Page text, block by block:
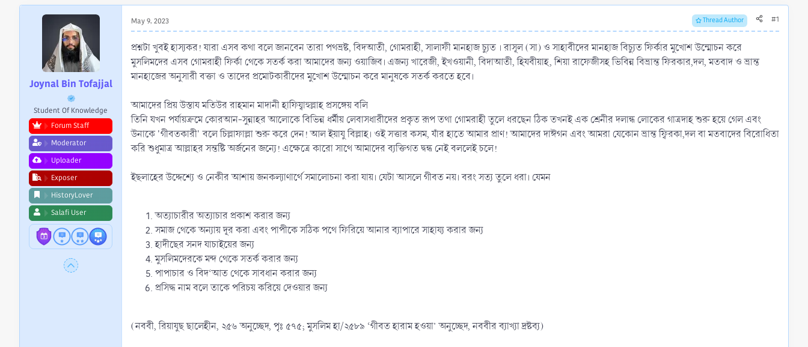
r
t
Joynal Bin Tofajjal
Student Of Knowledge
Forum Staff
Moderator
Uploader
Exposer
HistoryLover
Salafi User
May 9, 2023 Thread Author #1
প্রশ্নটা খুবই হাস্যকর! যারা এসব কথা বলে জানবেন তারা পথভ্রষ্ট, বিদআতী, গোমরাহী, সালাফী মানহাজ চ্যুত । রাসূল (সা) ও সাহাবীদের মানহাজ বিচ্যুত ফির্কার মুখোশ উন্মোচন করে
মুসলিমদের এসব গোমরাহী ফির্কা থেকে সতর্ক করা আমাদের জন্য ওয়াজিব। এজন্য খারেজী, ইখওয়ানী, বিদাআতী, হিযবীয়াহ, শিয়া রাফেজীসহ ভিবিন্ন বিভ্রান্ত ফিরকার,দল, মতবাদ ও ভ্রান্ত
মানহাজের অনুসারী বক্তা ও তাদের প্রমোটকারীদের মুখোশ উন্মোচন করে মানুষকে সতর্ক করতে হবে।
আমাদের প্রিয় উস্তায মতিউর রাহমান মাদানী হাফিয্বাহুল্লাহ প্রসঙ্গেয় বলি
তিনি যখন পর্যায়ক্রমে কোরআন-সুন্নাহর আলোকে বিভিন্ন ধর্মীয় লেবাসধারীদের প্রকৃত রূপ তথা গোমরাহী তুলে ধরছেন ঠিক তখনই এক শ্রেনীর দলান্ধ লোকের গাত্রদাহ শুরু হয়ে গেল এবং
উনাকে 'গীবতকারী' বলে চিল্লাফাল্লা শুরু করে দেন! আল ইয়াযু বিল্লাহ। ওই সত্তার কসম, যাঁর হাতে আমার প্রাণ! আমাদের দাঈগন এবং আমরা যেকোন ভ্রান্ত ফ্বিরকা,দল বা মতবাদের বিরোধিতা
করি শুধুমাত্র আল্লাহর সন্তষ্টি অর্জনের জন্যে! এক্ষেত্রে কারো সাথে আমাদের ব্যক্তিগত দ্বন্ধ নেই বললেই চলে!
ইছলাহের উদ্দেশ্যে ও নেকীর আশায় জনকল্যাণার্থে সমালোচনা করা যায়। যেটা আসলে গীবত নয়। বরং সত্য তুলে ধরা। যেমন
অত্যাচারীর অত্যাচার প্রকাশ করার জন্য
সমাজ থেকে অন্যায় দূর করা এবং পাপীকে সঠিক পথে ফিরিয়ে আনার ব্যাপারে সাহায্য করার জন্য
হাদীছের সনদ যাচাইয়ের জন্য
মুসলিমদেরকে মন্দ থেকে সতর্ক করার জন্য
পাপাচার ও বিদ‘আত থেকে সাবধান করার জন্য
প্রসিদ্ধ নাম বলে তাকে পরিচয় করিয়ে দেওয়ার জন্য
(নববী, রিয়াযুছ ছালেহীন, ২৫৬ অনুচ্ছেদ, পৃঃ ৫৭৫; মুসলিম হা/২৫৮৯ ‘গীবত হারাম হওয়া’ অনুচ্ছেদ, নববীর ব্যাখ্যা দ্রষ্টব্য)